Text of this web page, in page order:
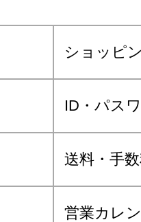
ショッピ
ID・パス
送料・手
営業カレ